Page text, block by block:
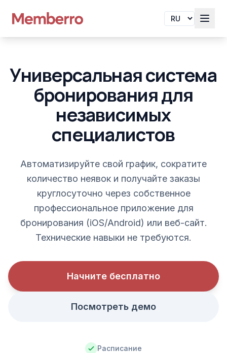
Универсальная система
бронирования для
независимых
специалистов
Автоматизируйте свой график, сократите
количество неявок и получайте заказы
круглосуточно через собственное
профессиональное приложение для
бронирования (iOS/Android) или веб-сайт.
Технические навыки не требуются.
Начните бесплатно
Посмотреть демо
Расписание